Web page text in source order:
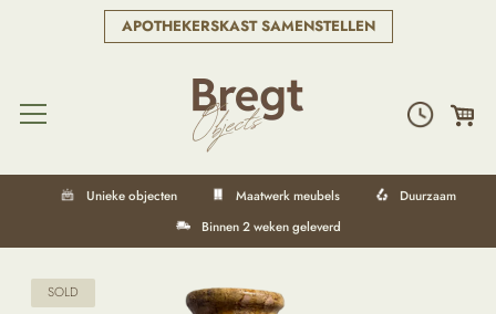
APOTHEKERSKAST SAMENSTELLEN
Unieke objecten Maatwerk meubels
Duurzaam
Binnen 2 weken geleverd
SOLD